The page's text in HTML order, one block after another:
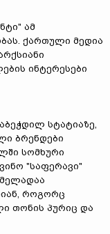
ამ
ქართული მედია
ინტერესები
სტატიაზე,
ბრენდები
სომხური
"საფერავი"
როგორც
თონის პურიც და